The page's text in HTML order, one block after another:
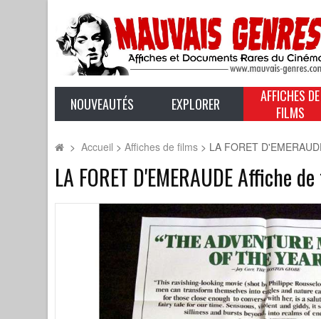
NOUVEAUTÉS EXPLORER
AFFICHES DE
FILMS
> Accueil > Affiches de films > LA FORET
LA FORET D'EMERAUDE Affiche